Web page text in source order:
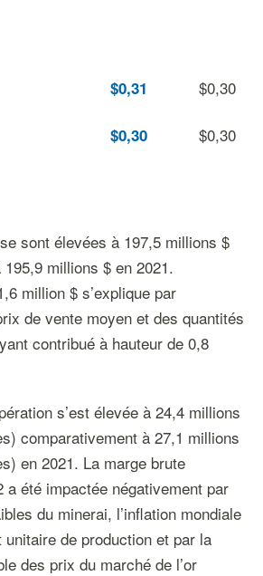
$0,31 $0,30
$0,30 $0,30
sont élevées à 197,5 millions $
millions $ en 2021.
million $ s’explique par
de vente moyen et des quantités
contribué à hauteur de 0,8
s’est élevée à 24,4 millions
comparativement à 27,1 millions
en 2021. La marge brute
a été impactée négativement par
du minerai, l’inflation mondiale
de production et par la
des prix du marché de l’or